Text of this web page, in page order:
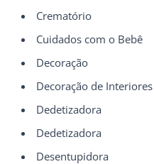
Crematório
Cuidados com o Bebê
Decoração
Decoração de Interiores
Dedetizadora
Dedetizadora
Desentupidora